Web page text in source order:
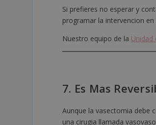
Si prefieres no esperar y
programar la intervencion
Nuestro equipo de la Unidad
7. Es Mas
Aunque la vasectomia debe
una cirugia llamada